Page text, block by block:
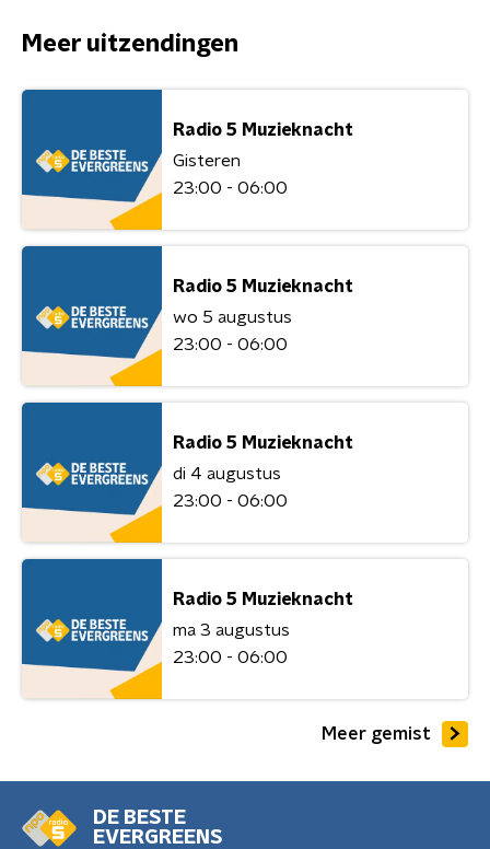
Meer uitzendingen
Radio 5 Muzieknacht
Gisteren
23:00 - 06:00
Radio 5 Muzieknacht
wo 5 augustus
23:00 - 06:00
Radio 5 Muzieknacht
di 4 augustus
23:00 - 06:00
Radio 5 Muzieknacht
ma 3 augustus
23:00 - 06:00
Meer gemist
DE BESTE
EVERGREENS